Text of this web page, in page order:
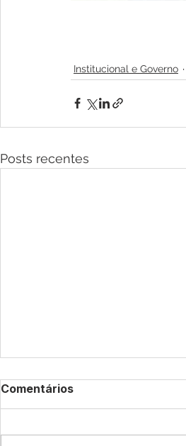
Institucional e Governo
Posts recentes
Comentários